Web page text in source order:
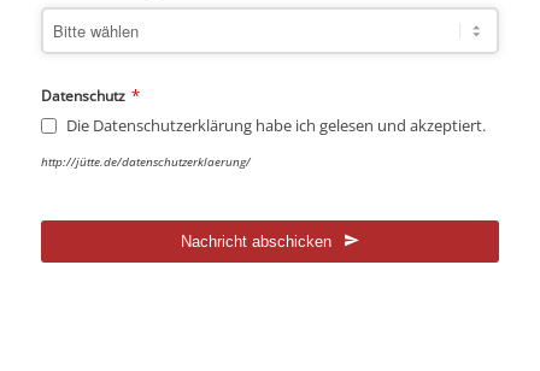
Datenschutz *
Die Datenschutzerklärung habe ich gelesen und akzeptiert.
http://jütte.de/datenschutzerklaerung/
Nachricht abschicken